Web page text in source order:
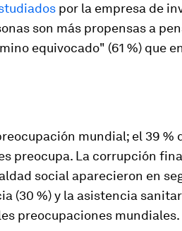
por la empresa de
son más propensas a
equivocado" (61 %) que
mundial; el 39 %
preocupa. La corrupción
social aparecieron en
(30 %) y la asistencia
preocupaciones mundiales.